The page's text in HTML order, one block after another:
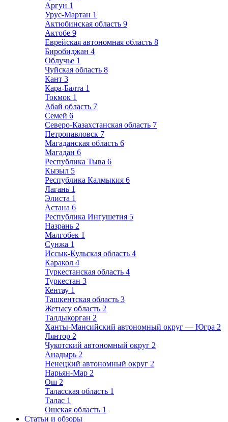
Аргун 1
Урус-Мартан 1
Актюбинская область 9
Актобе 9
Еврейская автономная область 8
Биробиджан 4
Облучье 1
Чуйская область 8
Кант 3
Кара-Балта 1
Токмок 1
Абай область 7
Семей 6
Северо-Казахстанская область 7
Петропавловск 7
Магаданская область 6
Магадан 6
Республика Тыва 6
Кызыл 5
Республика Калмыкия 6
Лагань 1
Элиста 1
Астана 6
Республика Ингушетия 5
Назрань 2
Малгобек 1
Сунжа 1
Иссык-Кульская область 4
Каракол 4
Туркестанская область 4
Туркестан 3
Кентау 1
Ташкентская область 3
Жетысу область 2
Талдыкорган 2
Ханты-Мансийский автономный округ — Югра 2
Лянтор 2
Чукотский автономный округ 2
Анадырь 2
Ненецкий автономный округ 2
Нарьян-Мар 2
Ош 2
Таласская область 1
Талас 1
Ошская область 1
Статьи и обзоры